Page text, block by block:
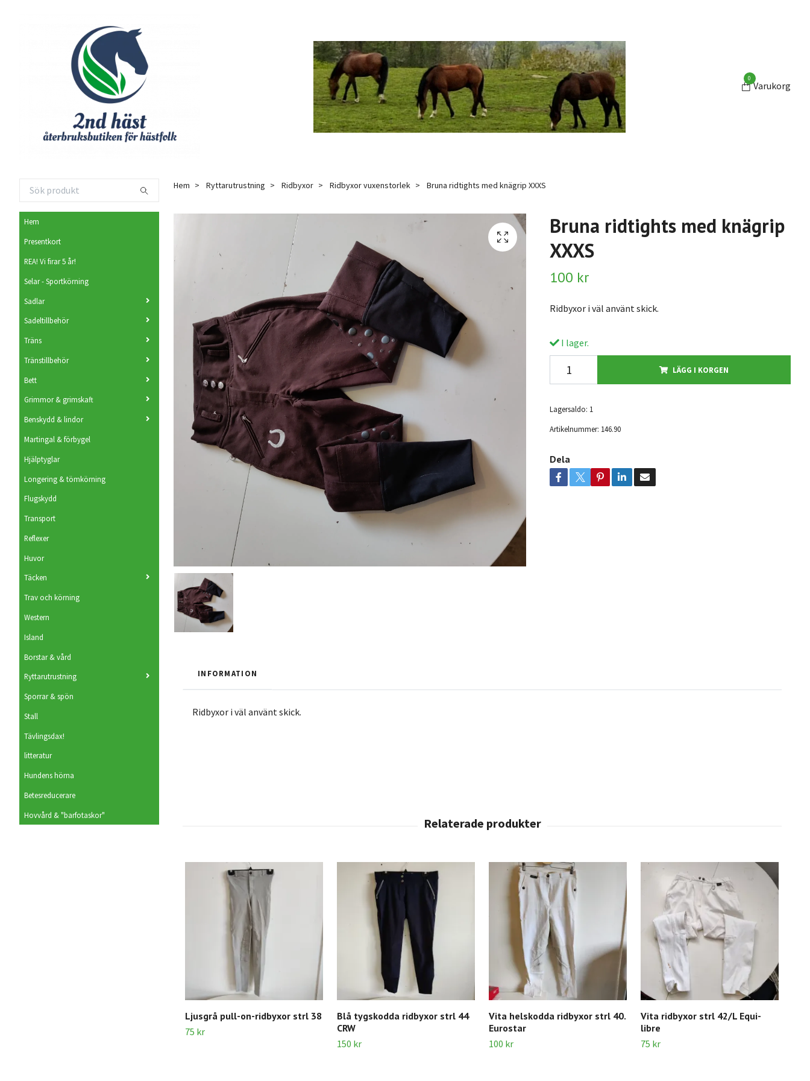
0
Varukorg
Hem
Presentkort
REA! Vi firar 5 år!
Selar - Sportkörning
Sadlar
Sadeltillbehör
Träns
Tränstillbehör
Bett
Grimmor & grimskaft
Benskydd & lindor
Martingal & förbygel
Hjälptyglar
Longering & tömkörning
Flugskydd
Transport
Reflexer
Huvor
Täcken
Trav och körning
Western
Island
Borstar & vård
Ryttarutrustning
Sporrar & spön
Stall
Tävlingsdax!
litteratur
Hundens hörna
Betesreducerare
Hovvård & "barfotaskor"
Hem Ryttarutrustning Ridbyxor Ridbyxor vuxenstorlek Bruna ridtights med knägrip XXXS
Bruna ridtights med knägrip
XXXS
100 kr
Ridbyxor i väl använt skick.
I lager.
LÄGG I KORGEN
Lagersaldo: 1
Artikelnummer: 146.90
Dela
INFORMATION
Ridbyxor i väl använt skick.
Ljusgrå pull-on-ridbyxor strl 38
75 kr
Blå tygskodda ridbyxor strl 44
CRW
150 kr
Vita helskodda ridbyxor strl 40.
Eurostar
100 kr
Vita ridbyxor strl 42/L Equi-
libre
75 kr